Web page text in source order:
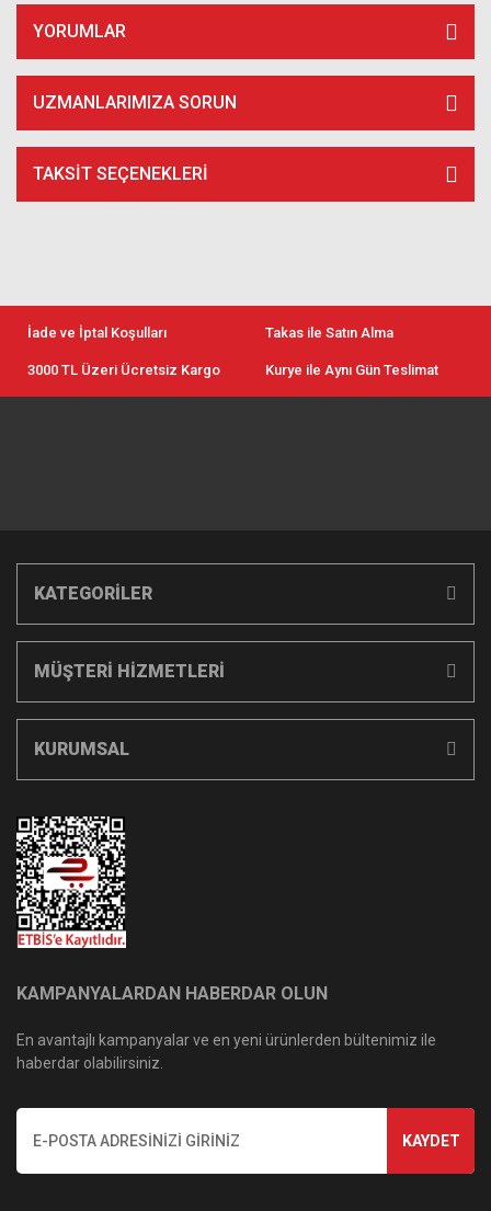
YORUMLAR
UZMANLARIMIZA SORUN
TAKSIT SEÇENEKLERI
İade ve İptal Koşulları Takas ile Satın Alma
3000 TL Üzeri Ücretsiz Kargo Kurye ile Aynı Gün Teslimat
KATEGORİLER
MÜŞTERİ HİZMETLERİ
KURUMSAL
KAMPANYALARDAN HABERDAR OLUN
En avantajlı kampanyalar ve en yeni ürünlerden bültenimiz ile
haberdar olabilirsiniz.
KAYDET